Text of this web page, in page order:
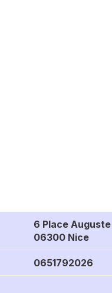
6 Place
06300 Nice
0651792026